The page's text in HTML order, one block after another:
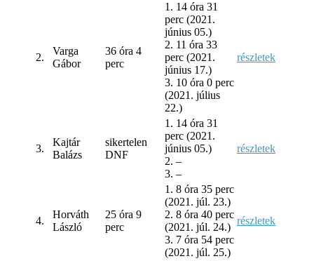
2.
Varga
Gábor
36 óra 4
perc
1. 14 óra 31
perc (2021.
június 05.)
2. 11 óra 33
perc (2021.
június 17.)
3. 10 óra 0 perc
(2021. július
22.)
részletek
3.
Kajtár
Balázs
sikertelen
DNF
1. 14 óra 31
perc (2021.
június 05.)
2. –
3. –
részletek
4.
Horváth
László
25 óra 9
perc
1. 8 óra 35 perc
(2021. júl. 23.)
2. 8 óra 40 perc
(2021. júl. 24.)
3. 7 óra 54 perc
(2021. júl. 25.)
részletek